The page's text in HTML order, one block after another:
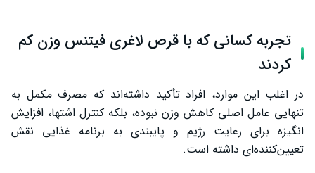
تجربه کسانی که با قرص لاغری فیتنس وزن کم
کردند
در اغلب این موارد، افراد تأکید داشته‌اند که مصرف مکمل به
تنهایی عامل اصلی کاهش وزن نبوده، بلکه کنترل اشتها، افزایش
انگیزه برای رعایت رژیم و پایبندی به برنامه غذایی نقش
تعیین‌کننده‌ای داشته است.